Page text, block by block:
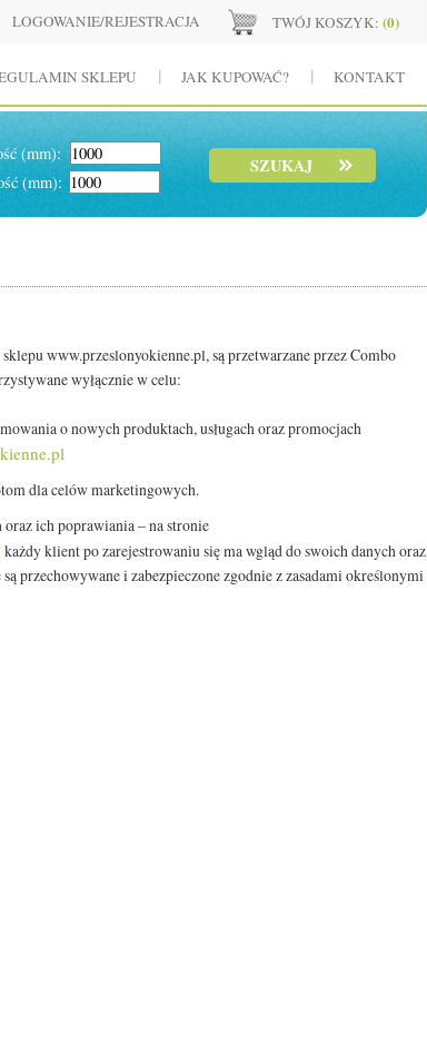
LOGOWANIE/REJESTRACJA TWÓJ KOSZYK: (0)
SKLEPU JAK KUPOWAĆ? KONTAKT
(mm):
(mm):
www.przeslonyokienne.pl, są przetwarzane przez Combo
wyłącznie w celu:
o nowych produktach, usługach oraz promocjach
dla celów marketingowych.
ich poprawiania – na stronie
każdy klient po zarejestrowaniu się ma wgląd do swoich danych oraz
przechowywane i zabezpieczone zgodnie z zasadami określonymi